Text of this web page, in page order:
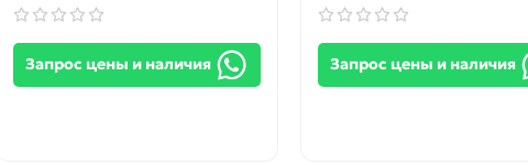
Запрос цены и наличия Запрос цены и наличия